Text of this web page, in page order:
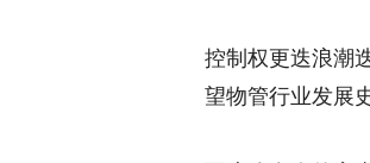
控制权更迭浪潮
望物管行业发展